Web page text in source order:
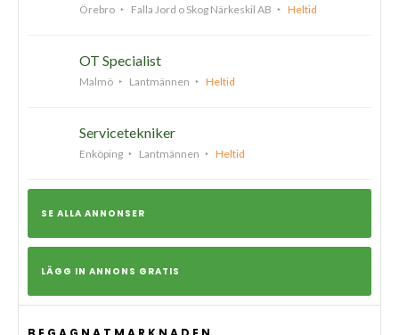
Örebro Falla Jord o Skog Närkeskil AB Heltid
OT Specialist
Malmö Lantmännen Heltid
Servicetekniker
Enköping Lantmännen Heltid
SE ALLA ANNONSER
LÄGG IN ANNONS GRATIS